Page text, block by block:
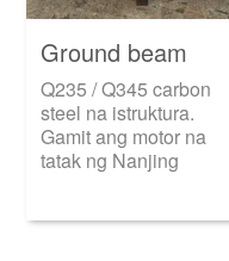
Ground beam
Q235 / Q345 carbon
steel na istruktura.
Gamit ang motor na
tatak ng Nanjing